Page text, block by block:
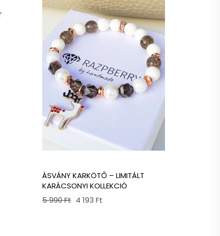
ÁSVÁNY KARKÖTŐ – LIMITÁLT
KARÁCSONYI KOLLEKCIÓ
5 990Ft Original
4 193 Ft